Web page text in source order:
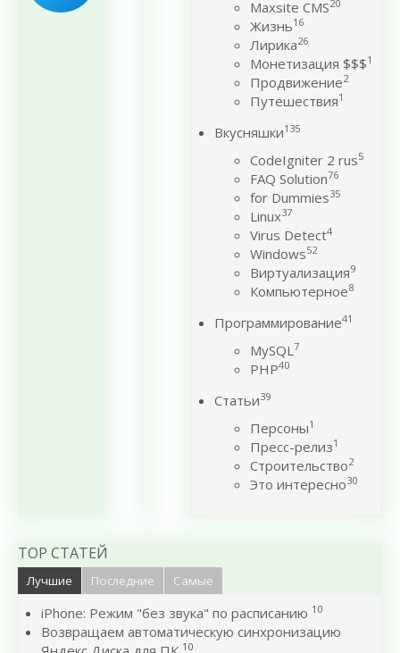
Maxsite CMS20
Жизнь16
Лирика26
Монетизация $$$1
Продвижение2
Путешествия1
Вкусняшки135
CodeIgniter 2 rus5
FAQ Solution76
for Dummies35
Linux37
Virus Detect4
Windows52
Виртуализация9
Компьютерное8
Программирование41
MySQL7
PHP40
Статьи39
Персоны1
Пресс-релиз1
Строительство2
Это интересно30
TOP СТАТЕЙ
Лучшие Последние Самые
iPhone: Режим "без звука" по расписанию 10
Возвращаем автоматическую синхронизацию
10